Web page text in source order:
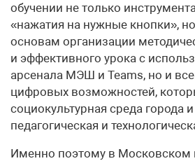
обучении не только
«нажатия на нужные кнопки»,
основам организации
и эффективного урока с
арсенала МЭШ и Teams, но и
цифровых возможностей,
социокультурная среда города
педагогическая и
Именно поэтому в Московском